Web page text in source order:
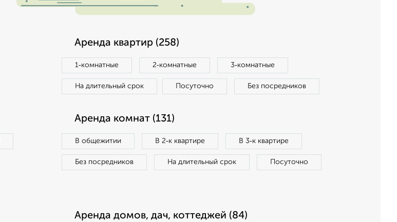
Аренда квартир (258)
1‑комнатные 2‑комнатные 3‑комнатные
На длительный срок Посуточно Без посредников
Аренда комнат (131)
В общежитии В 2‑к квартире В 3‑к квартире
Без посредников На длительный срок Посуточно
Аренда домов, дач, коттеджей (84)